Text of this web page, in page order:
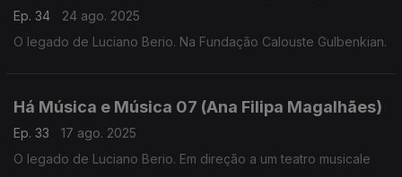
Ep. 34
24 ago. 2025
O legado de Luciano Berio. Na Fundação Calouste Gulbenkian.
Há Música e Música 07 (Ana Filipa Magalhães)
Ep. 33
17 ago. 2025
O legado de Luciano Berio. Em direção a um teatro musicale